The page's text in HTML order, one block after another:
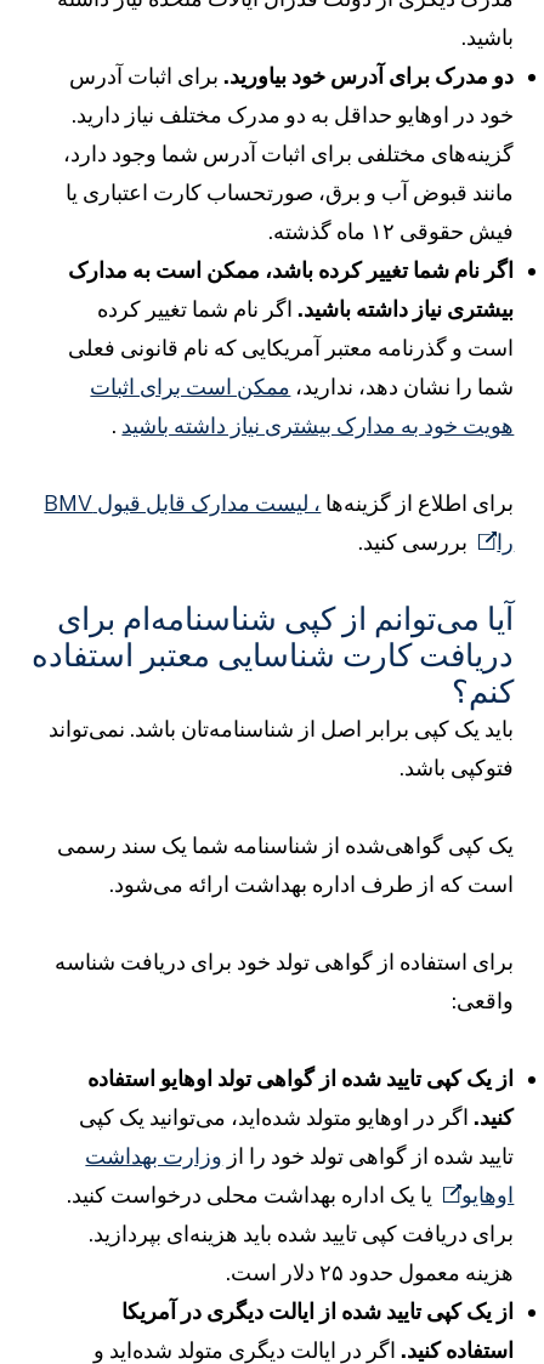
باشید.
دو مدرک برای آدرس خود بیاورید.برای اثبات آدرس
خود در اوهایو حداقل به دو مدرک مختلف نیاز دارید.
گزینه‌های مختلفی برای اثبات آدرس شما وجود دارد،
مانند قبوض آب و برق، صورتحساب کارت اعتباری یا
فیش حقوقی ۱۲ ماه گذشته.
اگر نام شما تغییر کرده باشد، ممکن است به مدارک
بیشتری نیاز داشته باشید.اگر نام شما تغییر کرده
است و گذرنامه معتبر آمریکایی که نام قانونی فعلی
شما را نشان دهد، ندارید، ممکن است برای اثبات
هویت خود به مدارک بیشتری نیاز داشته باشید.
برای اطلاع از گزینه‌ها
، لیست مدارک قابل قبول BMV
بررسی کنید.
آیا می‌توانم از کپی شناسنامه‌ام برای
دریافت کارت شناسایی معتبر استفاده
کنم؟
باید یک کپی برابر اصل از شناسنامه‌تان باشد. نمی‌تواند
فتوکپی باشد.
یک کپی گواهی‌شده از شناسنامه شما یک سند رسمی
است که از طرف اداره بهداشت ارائه می‌شود.
برای استفاده از گواهی تولد خود برای دریافت شناسه
واقعی:
از یک کپی تایید شده از گواهی تولد اوهایو استفاده
کنید.اگر در اوهایو متولد شده‌اید، می‌توانید یک کپی
تایید شده از گواهی تولد خود را ازوزارت بهداشت
اوهایو
یا یک اداره بهداشت محلی درخواست کنید.
برای دریافت کپی تایید شده باید هزینه‌ای بپردازید.
هزینه معمول حدود ۲۵ دلار است.
از یک کپی تایید شده از ایالت دیگری در آمریکا
استفاده کنید.اگر در ایالت دیگری متولد شده‌اید و